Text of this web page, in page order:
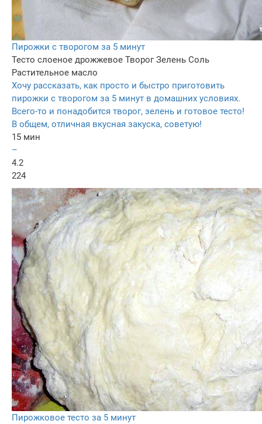
Пирожки с творогом за 5 минут
Тесто слоеное дрожжевое Творог Зелень Соль
Растительное масло
Хочу рассказать, как просто и быстро приготовить
пирожки с творогом за 5 минут в домашних условиях.
Всего-то и понадобится творог, зелень и готовое тесто!
В общем, отличная вкусная закуска, советую!
15 мин
–
4.2
224
Пирожковое тесто за 5 минут